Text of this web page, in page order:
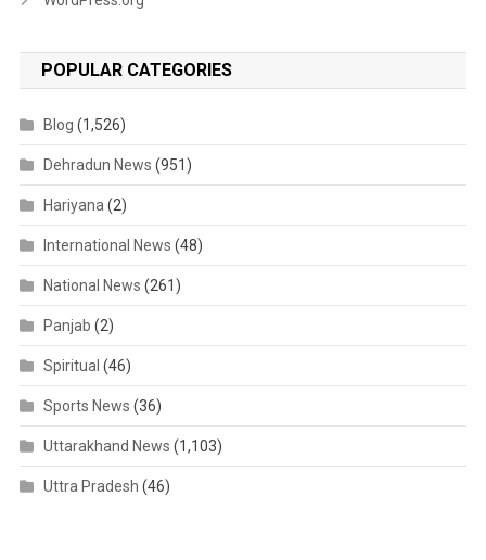
POPULAR CATEGORIES
Blog (1,526)
Dehradun News (951)
Hariyana (2)
International News (48)
National News (261)
Panjab (2)
Spiritual (46)
Sports News (36)
Uttarakhand News (1,103)
Uttra Pradesh (46)